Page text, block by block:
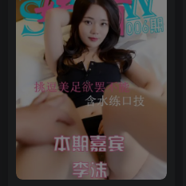
铭铭 Kizami – NO.007 女忍者
铭铭 Kizami – NO.006 今天铭铭是
铭铭 Kizami – NO.005 机车少女不
铭铭 Kizami – NO.004 换装 [42P-
铭铭 Kizami – NO.003 猜拳 [16P-
铭铭 Kizami – NO.002 VR装 [18P-
铭铭 Kizami – NO.001 伊万里·胡桃